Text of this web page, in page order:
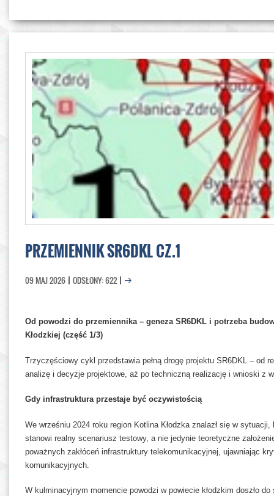
PRZEMIENNIK SR6DKL CZ.1
09 MAJ 2026 ODSŁONY: 622
Od powodzi do przemiennika – geneza SR6DKL i potrzeba
Kłodzkiej (część 1/3)
Trzyczęściowy cykl przedstawia pełną drogę projektu SR6DKL – od
analizę i decyzje projektowe, aż po techniczną realizację i wnioski z
Gdy infrastruktura przestaje być oczywistością
We wrześniu 2024 roku region Kotlina Kłodzka znalazł się w
stanowi realny scenariusz testowy, a nie jedynie teoretyczne
poważnych zakłóceń infrastruktury telekomunikacyjnej, ujawniając
komunikacyjnych.
W kulminacyjnym momencie powodzi w powiecie kłodzkim doszło